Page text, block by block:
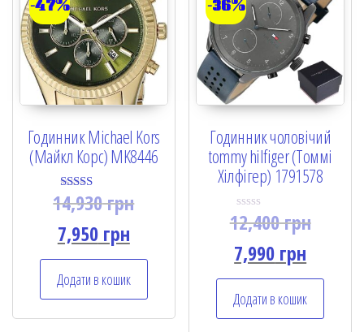
-47%
Годинник Michael Kors
(Майкл Корс) MK8446
Rated
5.00
14,930грн
7,950грн
Додати в кошик
-36%
Годинник чоловічий
tommy hilfiger (Томмі
Хілфігер) 1791578
R
a
e
d
0
o
u
t
12,400грн
7,990 грн
Додати в кошик